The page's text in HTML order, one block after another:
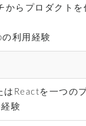
からプロダクト
利用経験
はReactを一つの
験